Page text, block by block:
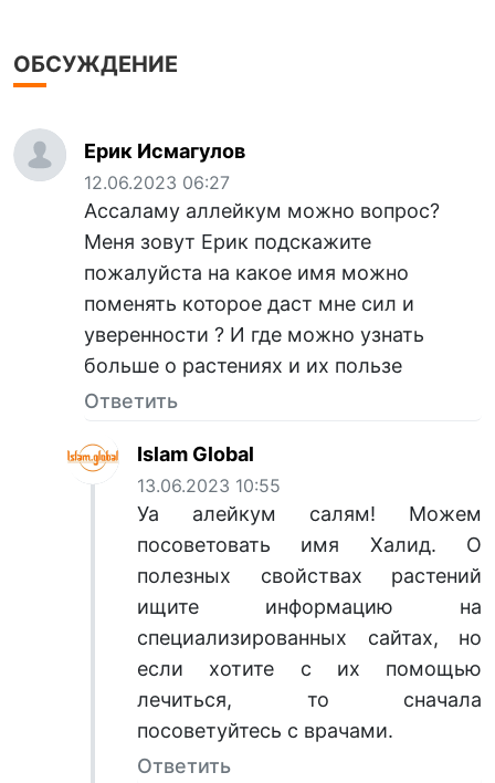
ОБСУЖДЕНИЕ
Ерик Исмагулов
12.06.2023 06:27
Ассаламу аллейкум можно вопрос?
Меня зовут Ерик подскажите
пожалуйста на какое имя можно
поменять которое даст мне сил и
уверенности ? И где можно узнать
больше о растениях и их пользе
Ответить
Islam Global
13.06.2023 10:55
Уа алейкум салям! Можем
посоветовать имя Халид. О
полезных свойствах растений
ищите информацию на
специализированных сайтах, но
если хотите с их помощью
лечиться, то сначала
посоветуйтесь с врачами.
Ответить